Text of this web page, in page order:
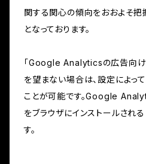
関する関心の傾向をおおよそ
となっております。
「Google Analyticsの広告向け
を望まない場合は、設定によっ
ことが可能です。Google
をブラウザにインストールされ
す。